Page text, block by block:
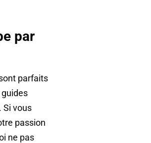
par
parfaits
Si vous
passion
ne pas